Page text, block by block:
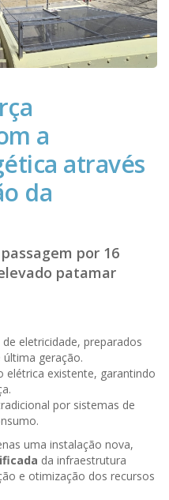
a
através
da
por 16
patamar
eletricidade, preparados
geração.
elétrica existente, garantindo
por sistemas de
uma instalação nova,
da infraestrutura
e otimização dos recursos